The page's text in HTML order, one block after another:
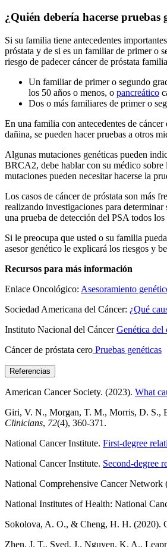
¿Quién debería hacerse pruebas
Si su familia tiene antecedentes
próstata y de si es un familiar de primer o
riesgo de padecer cáncer de próstata
Un familiar de primer o segundo
los 50 años o menos, o pancreático
Dos o más familiares de primer o
En una familia con antecedentes de
dañina, se pueden hacer pruebas a otros
Algunas mutaciones genéticas pueden
BRCA2, debe hablar con su médico sobre
mutaciones pueden necesitar hacerse la
Los casos de cáncer de próstata son más
realizando investigaciones para
una prueba de detección del PSA todos
Si le preocupa que usted o su familia
asesor genético le explicará los riesgos y
Recursos para más información
Enlace Oncológico: Asesoramiento
Sociedad Americana del Cáncer: ¿Qué
Instituto Nacional del CáncerGenética del
Cáncer de próstata cero Pruebas genéticas
Referencias
American Cancer Society. (2023). What
Giri, V. N., Morgan, T. M., Morris, D. S.,
Clinicians, 72(4), 360-371.
National Cancer Institute. First-degree
National Cancer Institute. Second-degree
National Comprehensive Cancer
National Institutes of Health: National
Sokolova, A. O., & Cheng, H. H. (2020).
Zhen, J. T., Syed, J., Nguyen, K. A.,